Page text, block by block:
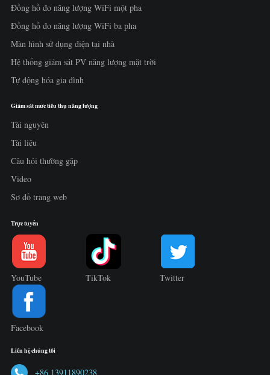
Đồng hồ đo năng lượng WiFi một pha
Đồng hồ đo năng lượng WiFi ba pha
Màn hình sử dụng điện tại nhà
Hệ thống giám sát PV năng lượng mặt trời
Tự động hóa gia đình
Giám sát mức tiêu thụ năng lượng
Tài nguyên
Tài liệu
Câu hỏi thường gặp
Video
Sơ đồ trang web
Trực tuyến
YouTube TikTok Twitter
Facebook
Liên hệ chúng tôi
+86 13911890238